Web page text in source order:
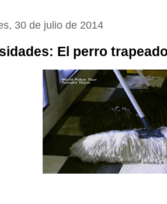
30 de julio de 2014
El perro